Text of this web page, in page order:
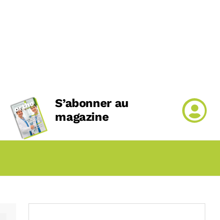
S’abonner au
magazine